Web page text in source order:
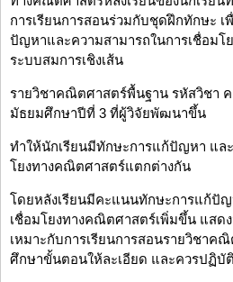
การเรียนการสอนร่วมกับชุดฝึกทักษะ เ
ปัญหาและความสามารถในการเชื่อมโ
ระบบสมการเชิงเส้น
รายวิชาคณิตศาสตร์พื้นฐาน รหัสวิชา ค
มัธยมศึกษาปีที่ 3 ที่ผู้วิจัยพัฒนาขึ้น
ทำให้นักเรียนมีทักษะการแก้ปัญหา แล
โยงทางคณิตศาสตร์แตกต่างกัน
โดยหลังเรียนมีคะแนนทักษะการแก้ปั
เชื่อมโยงทางคณิตศาสตร์เพิ่มขึ้น แสด
เหมาะกับการเรียนการสอนรายวิชาค
ศึกษาขั้นตอนให้ละเอียด และควรปฏิบั